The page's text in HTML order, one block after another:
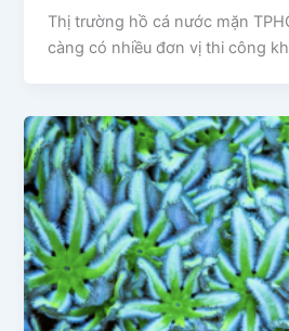
Thị trường hồ cá nước mặn
càng có nhiều đơn vị thi công